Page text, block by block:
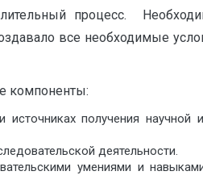
процесс.
все необходимые
компоненты:
получения научной
деятельности.
умениями и